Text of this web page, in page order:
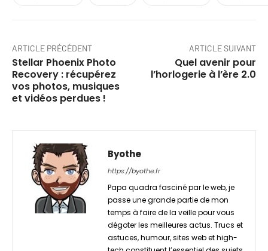
ARTICLE PRÉCÉDENT
Stellar Phoenix Photo
Recovery : récupérez
vos photos, musiques
et vidéos perdues !
ARTICLE SUIVANT
Quel avenir pour
l’horlogerie à l’ère 2.0
Byothe
https://byothe.fr
Papa quadra fasciné par le web, je
passe une grande partie de mon
temps à faire de la veille pour vous
dégoter les meilleures actus. Trucs et
astuces, humour, sites web et high-